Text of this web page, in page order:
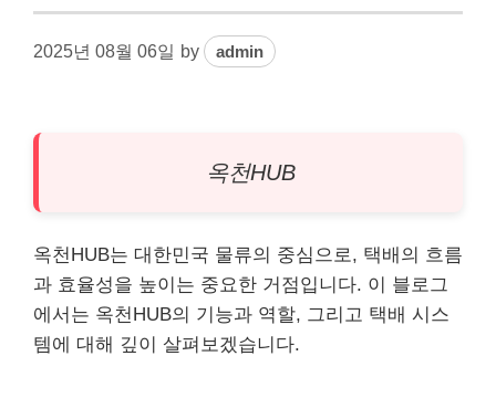
2025년 08월 06일 by admin
옥천HUB
옥천HUB는 대한민국 물류의 중심으로, 택배의 흐름
과 효율성을 높이는 중요한 거점입니다. 이 블로그
에서는 옥천HUB의 기능과 역할, 그리고 택배 시스
템에 대해 깊이 살펴보겠습니다.